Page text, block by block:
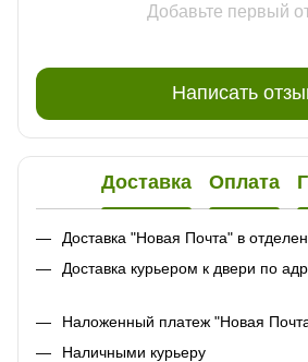
Добавьте первый
Написать
Доставка Оплата
Доставка "Новая Почта" в
Доставка курьером к двери по
Наложенный платеж "Новая
Наличными курьеру